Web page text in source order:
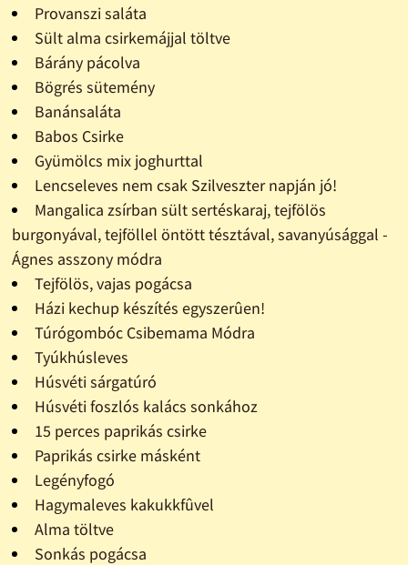
Provanszi saláta
Sült alma csirkemájjal töltve
Bárány pácolva
Bögrés sütemény
Banánsaláta
Babos Csirke
Gyümölcs mix joghurttal
Lencseleves nem csak Szilveszter napján jó!
Mangalica zsírban sült sertéskaraj, tejfölös
burgonyával, tejföllel öntött tésztával, savanyúsággal -
Ágnes asszony módra
Tejfölös, vajas pogácsa
Házi kechup készítés egyszerûen!
Túrógombóc Csibemama Módra
Tyúkhúsleves
Húsvéti sárgatúró
Húsvéti foszlós kalács sonkához
15 perces paprikás csirke
Paprikás csirke másként
Legényfogó
Hagymaleves kakukkfûvel
Alma töltve
Sonkás pogácsa